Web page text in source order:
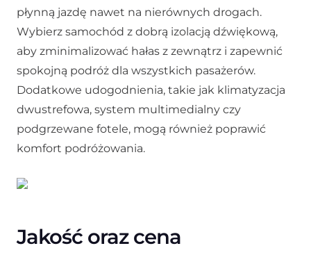
płynną jazdę nawet na nierównych drogach.
Wybierz samochód z dobrą izolacją dźwiękową,
aby zminimalizować hałas z zewnątrz i zapewnić
spokojną podróż dla wszystkich pasażerów.
Dodatkowe udogodnienia, takie jak klimatyzacja
dwustrefowa, system multimedialny czy
podgrzewane fotele, mogą również poprawić
komfort podróżowania.
Jakość oraz cena